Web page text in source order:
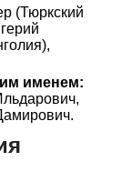
(Тюркский
именем: